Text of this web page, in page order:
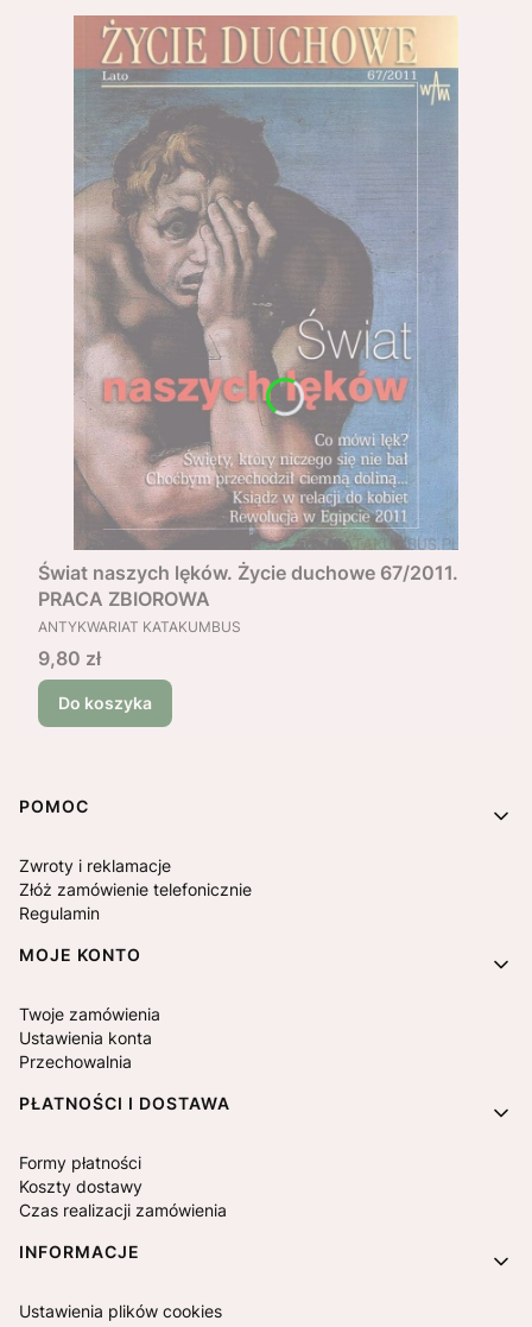
Świat naszych lęków. Życie duchowe 67/2011.
PRACA ZBIOROWA
PRODUCENT
ANTYKWARIAT KATAKUMBUS
Cena
9,80 zł
Do koszyka
Linki w stopce
POMOC
Zwroty i reklamacje
Złóż zamówienie telefonicznie
Regulamin
MOJE KONTO
Twoje zamówienia
Ustawienia konta
Przechowalnia
PŁATNOŚCI I DOSTAWA
Formy płatności
Koszty dostawy
Czas realizacji zamówienia
INFORMACJE
Ustawienia plików cookies